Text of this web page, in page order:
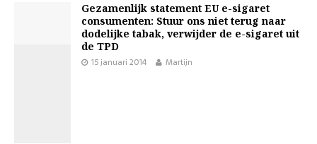
Gezamenlijk statement EU e-sigaret
consumenten: Stuur ons niet terug naar
dodelijke tabak, verwijder de e-sigaret uit
de TPD
15 januari 2014 Martijn